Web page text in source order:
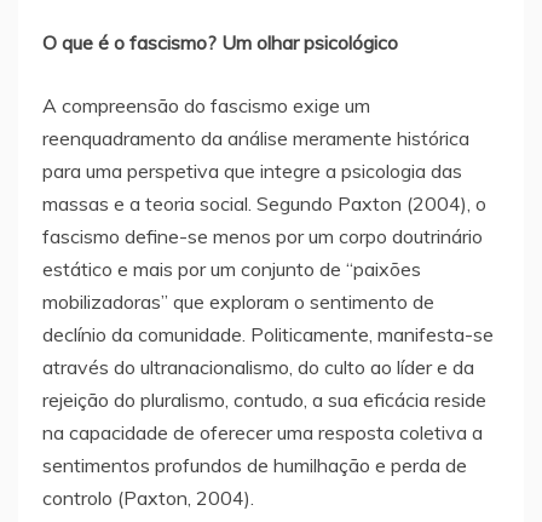
O que é o fascismo? Um olhar psicológico
A compreensão do fascismo exige um
reenquadramento da análise meramente histórica
para uma perspetiva que integre a psicologia das
massas e a teoria social. Segundo Paxton (2004), o
fascismo define-se menos por um corpo doutrinário
estático e mais por um conjunto de “paixões
mobilizadoras” que exploram o sentimento de
declínio da comunidade. Politicamente, manifesta-se
através do ultranacionalismo, do culto ao líder e da
rejeição do pluralismo, contudo, a sua eficácia reside
na capacidade de oferecer uma resposta coletiva a
sentimentos profundos de humilhação e perda de
controlo (Paxton, 2004).